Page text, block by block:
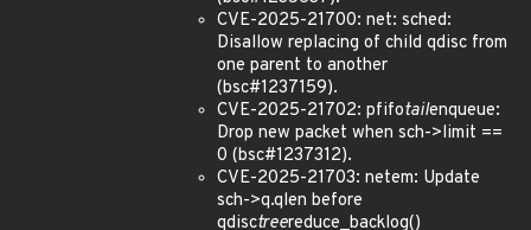
CVE-2025-21700: net: sched:
Disallow replacing of child qdisc from
one parent to another
(bsc#1237159).
CVE-2025-21702: pfifotailenqueue:
Drop new packet when sch->limit ==
0 (bsc#1237312).
CVE-2025-21703: netem: Update
sch->q.qlen before
qdisctreereduce_backlog()